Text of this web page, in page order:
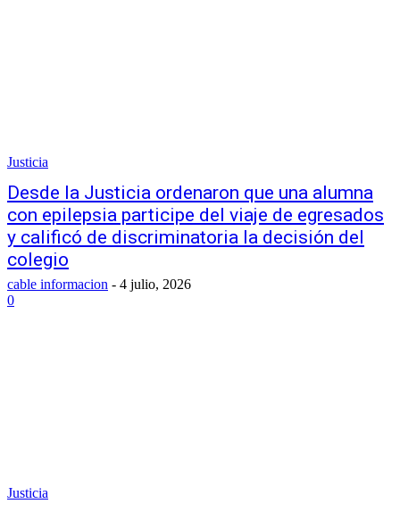
Justicia
Desde la Justicia ordenaron que una alumna
con epilepsia participe del viaje de egresados
y calificó de discriminatoria la decisión del
colegio
cable informacion - 4 julio, 2026
0
Justicia